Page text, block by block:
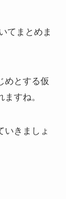
てまとめま
めとする仮
すね。
いきましょ